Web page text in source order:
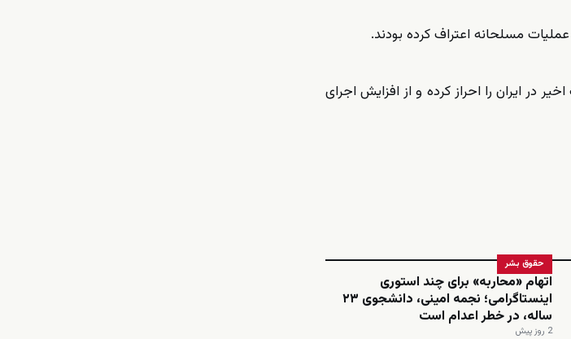
مسلحانه اعتراف کرده بودند.
۵۰ فرد اعدام‌شده از آغاز جنگ اخیر در ایران را احراز کرده و از افزایش اجرای
حقوق بشر
اتهام «محاربه» برای چند استوری
اینستاگرامی؛ نجمه امینی، دانشجوی ۲۳
ساله، در خطر اعدام است
2 روز پیش